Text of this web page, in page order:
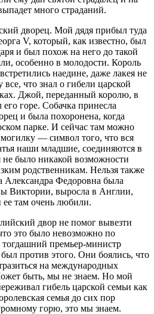
много страданий.
дворец. Мой дядя прибыл туда
V, который, как известно, был
и был похож на него до такой
особенно в молодости. Король
наедине, даже лакея не
что знал о гибели царской
Джой, переданный королю, в
горе. Собачка принесла
и была похоронена, когда
парке. И сейчас там можно
— символ того, что вся
наши младшие, соединяются в
было никакой возможности
родственникам. Нельзя также
Александра Федоровна была
Виктории, выросла в Англии,
ее там очень любили.
двор не помог вывезти
это было невозможно по
премьер-министр
против этого. Они боялись, что
на международных
быть, мы не знаем. Но мой
гибель царской семьи как
семья до сих пор
горю, это мы знаем.